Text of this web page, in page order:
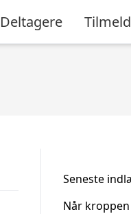
Deltagere Tilmeld
Seneste
Når